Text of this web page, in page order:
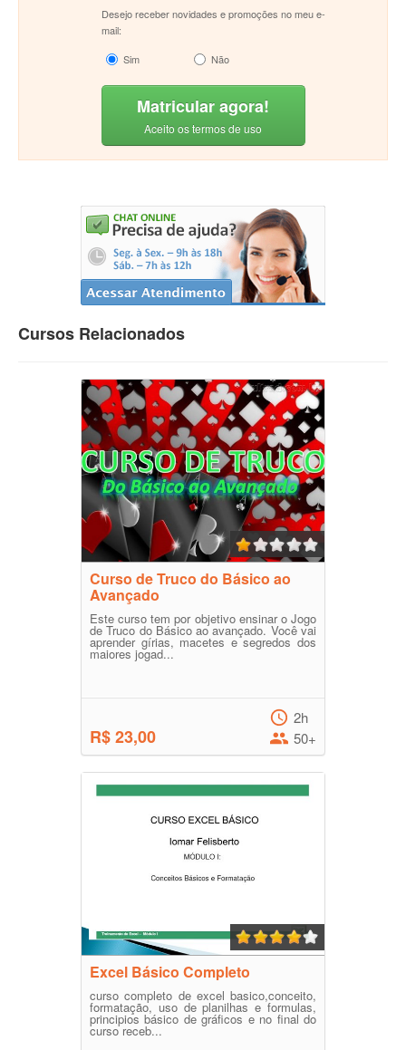
Desejo receber novidades e promoções no meu e-
mail:
Sim
Não
Matricular agora!
Aceito os termos de uso
Cursos Relacionados
Curso de Truco do Básico ao
Avançado
Este curso tem por objetivo ensinar o Jogo
de Truco do Básico ao avançado. Você vai
aprender gírias, macetes e segredos dos
maiores jogad...
R$ 23,00
2h
50+
Excel Básico Completo
curso completo de excel basico,conceito,
formatação, uso de planilhas e formulas,
principios básico de gráficos e no final do
curso receb...